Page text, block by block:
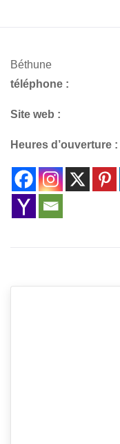
Béthune
téléphone :
Site web :
Heures d’ouverture :